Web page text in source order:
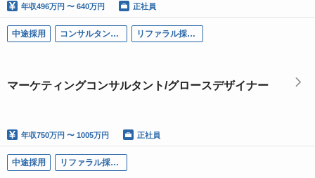
年収496万円 〜 640万円 正社員
中途採用 コンサルタント職 リファラル採用可
マーケティングコンサルタント/グロースデザイナー
年収750万円 〜 1005万円 正社員
中途採用 リファラル採用可